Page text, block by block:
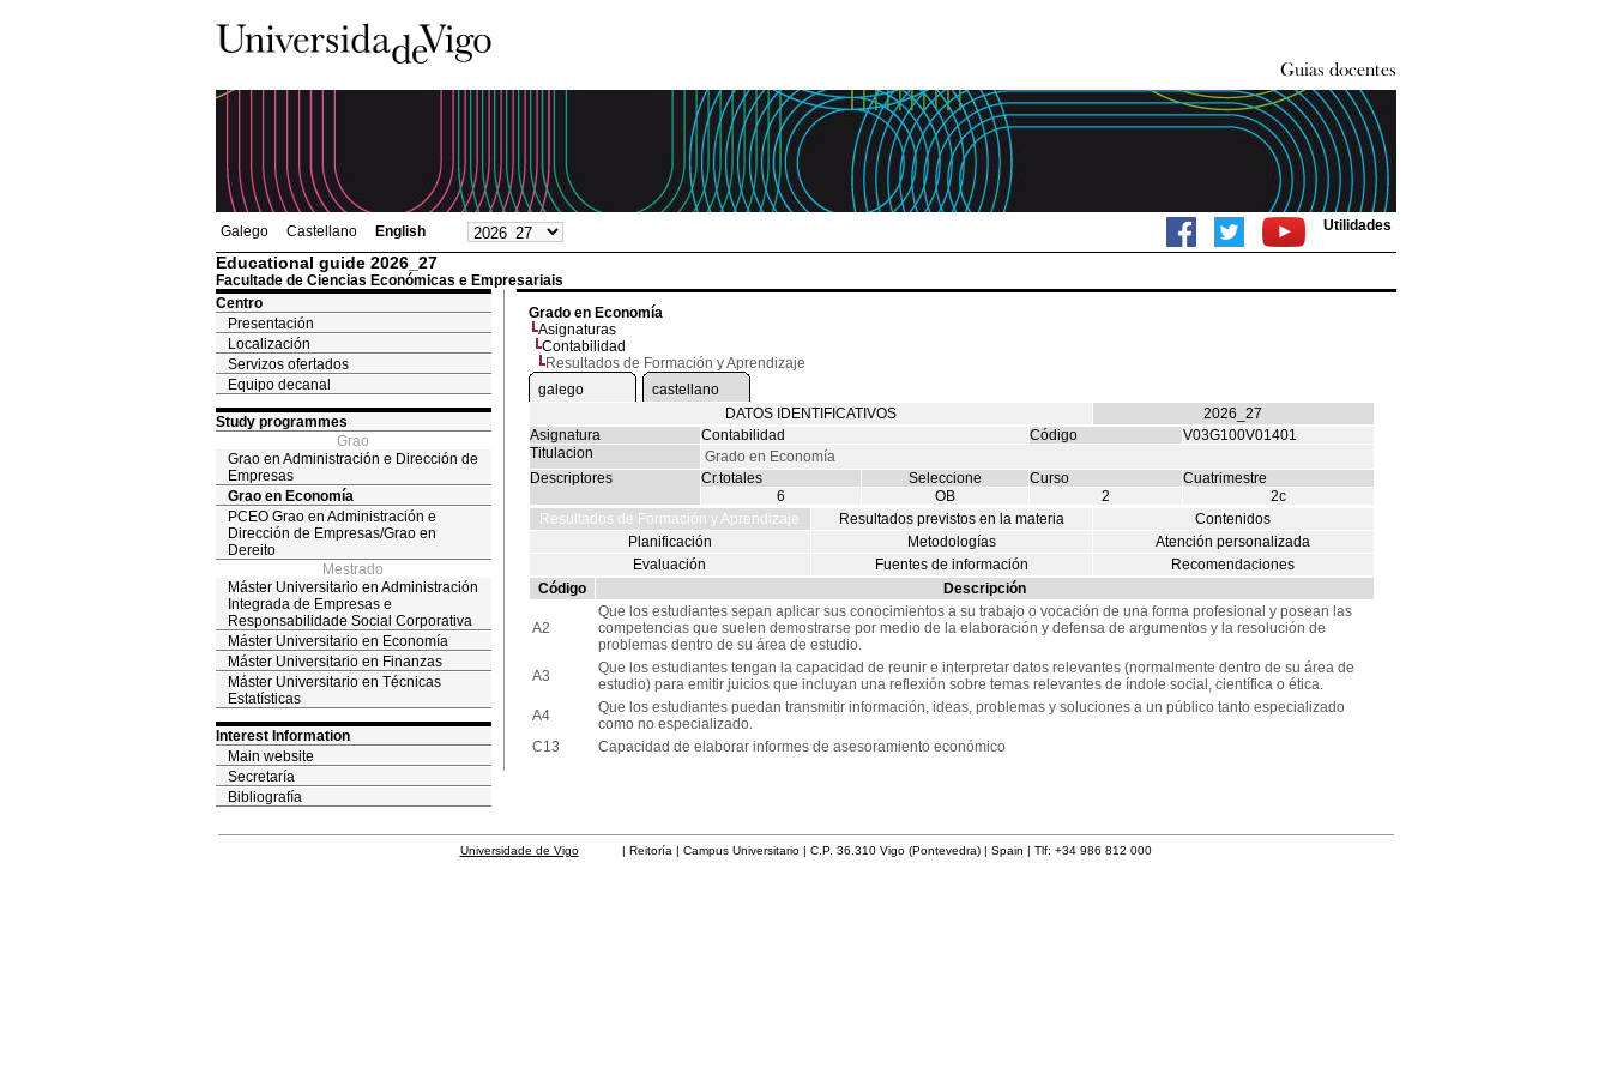
Galego Castellano English Utilidades
Educational guide 2026_27
Facultade de Ciencias Económicas e Empresariais
Centro
Presentación
Localización
Servizos ofertados
Equipo decanal
Study programmes
Grao
Grao en Administración e Dirección de
Empresas
Grao en Economía
PCEO Grao en Administración e
Dirección de Empresas/Grao en
Dereito
Mestrado
Máster Universitario en Administración
Integrada de Empresas e
Responsabilidade Social Corporativa
Máster Universitario en Economía
Máster Universitario en Finanzas
Máster Universitario en Técnicas
Estatísticas
Interest Information
Main website
Secretaría
Bibliografía
Grado en Economía
Asignaturas
Contabilidad
Resultados de Formación y Aprendizaje
galego
castellano
DATOS IDENTIFICATIVOS
2026_27
Asignatura
Contabilidad Código
V03G100V01401
Titulacion
Grado en Economía
Descriptores
Cr.totales Seleccione Curso
Cuatrimestre
6
OB 2
2c
Resultados de Formación y Aprendizaje
Resultados previstos en la materia
Contenidos
Planificación
Metodologías
Atención personalizada
Evaluación
Fuentes de información
Recomendaciones
Código
Descripción
A2
Que los estudiantes sepan aplicar sus conocimientos a su trabajo o vocación de una forma profesional y posean las
competencias que suelen demostrarse por medio de la elaboración y defensa de argumentos y la resolución de
problemas dentro de su área de estudio.
A3
Que los estudiantes tengan la capacidad de reunir e interpretar datos relevantes (normalmente dentro de su área de
estudio) para emitir juicios que incluyan una reflexión sobre temas relevantes de índole social, científica o ética.
A4
Que los estudiantes puedan transmitir información, ideas, problemas y soluciones a un público tanto especializado
como no especializado.
C13
Capacidad de elaborar informes de asesoramiento económico
Universidade de Vigo| Reitoría | Campus Universitario | C.P. 36.310 Vigo (Pontevedra) | Spain | Tlf: +34 986 812 000